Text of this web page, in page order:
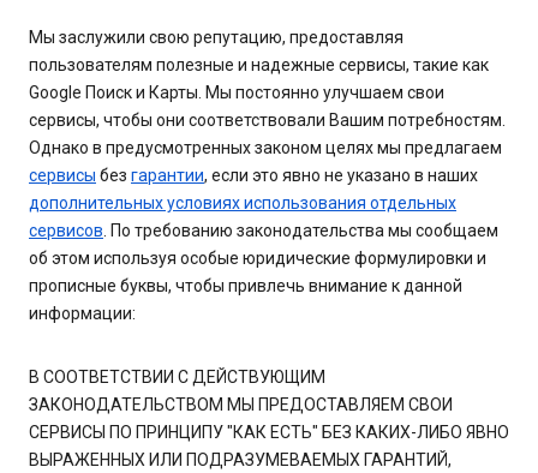
Мы заслужили свою репутацию, предоставляя
пользователям полезные и надежные сервисы, такие как
Google Поиск и Карты. Мы постоянно улучшаем свои
сервисы, чтобы они соответствовали Вашим потребностям.
Однако в предусмотренных законом целях мы предлагаем
сервисы без гарантии, если это явно не указано в наших
дополнительных условиях использования отдельных
сервисов . По требованию законодательства мы сообщаем
об этом используя особые юридические формулировки и
прописные буквы, чтобы привлечь внимание к данной
информации:
В СООТВЕТСТВИИ С ДЕЙСТВУЮЩИМ
ЗАКОНОДАТЕЛЬСТВОМ МЫ ПРЕДОСТАВЛЯЕМ СВОИ
СЕРВИСЫ ПО ПРИНЦИПУ "КАК ЕСТЬ" БЕЗ КАКИХ-ЛИБО ЯВНО
ВЫРАЖЕННЫХ ИЛИ ПОДРАЗУМЕВАЕМЫХ ГАРАНТИЙ,